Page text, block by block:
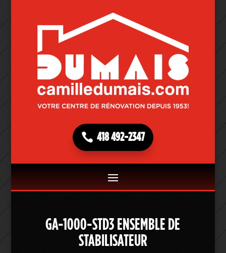
418 492-2347
GA-1000-STD3 ENSEMBLE DE
STABILISATEUR